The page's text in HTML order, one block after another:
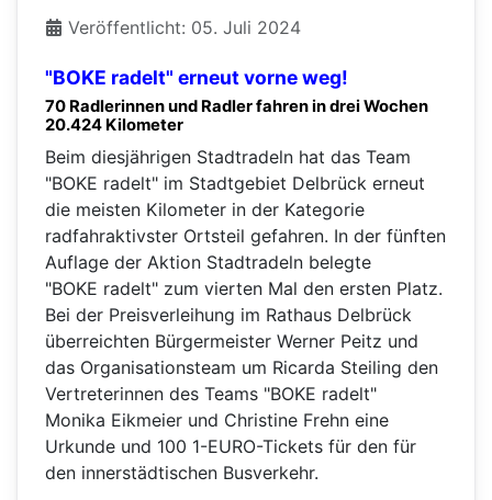
"BOKE radelt" erneut vorne weg!
Veröffentlicht: 05. Juli 2024
70 Radlerinnen und Radler fahren in drei Wochen
20.424 Kilometer
Beim diesjährigen Stadtradeln hat das Team
"BOKE radelt" im Stadtgebiet Delbrück erneut
die meisten Kilometer in der Kategorie
radfahraktivster Ortsteil gefahren. In der fünften
Auflage der Aktion Stadtradeln belegte
"BOKE radelt" zum vierten Mal den ersten Platz.
Bei der Preisverleihung im Rathaus Delbrück
überreichten Bürgermeister Werner Peitz und
das Organisationsteam um Ricarda Steiling den
Vertreterinnen des Teams "BOKE radelt"
Monika Eikmeier und Christine Frehn eine
Urkunde und 100 1-EURO-Tickets für den für
den innerstädtischen Busverkehr.